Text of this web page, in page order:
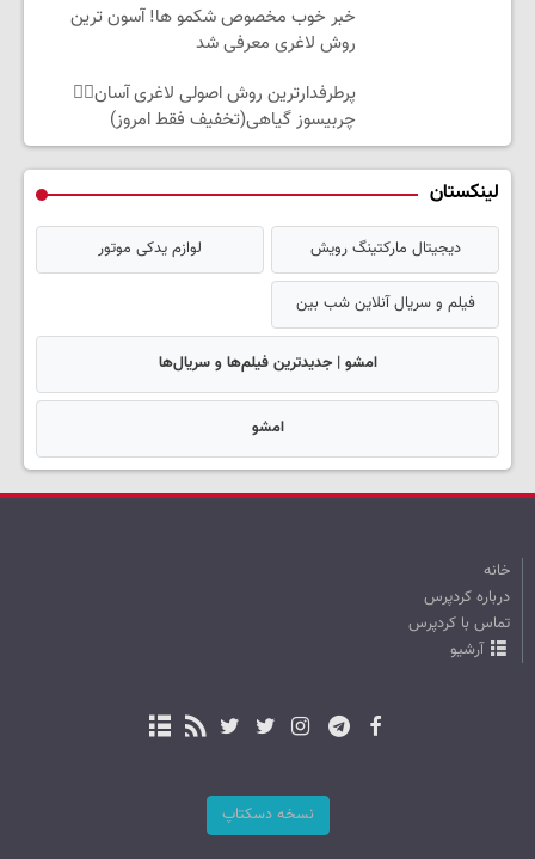
خبر خوب مخصوص شکمو ها! آسون ترین
روش لاغری معرفی شد
پرطرفدارترین روش اصولی لاغری آسان👈🏻
چربیسوز گیاهی(تخفیف فقط امروز)
لینکستان
دیجیتال مارکتینگ رویش لوازم یدکی موتور
فیلم و سریال آنلاین شب بین
امشو | جدیدترین فیلم‌ها و سریال‌ها
امشو
خانه
درباره کردپرس
تماس با کردپرس
آرشیو
نسخه دسکتاپ